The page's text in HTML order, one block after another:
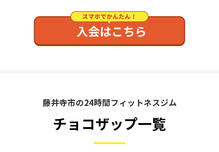
藤井寺市の24時間フィットネスジム
チョコザップ一覧